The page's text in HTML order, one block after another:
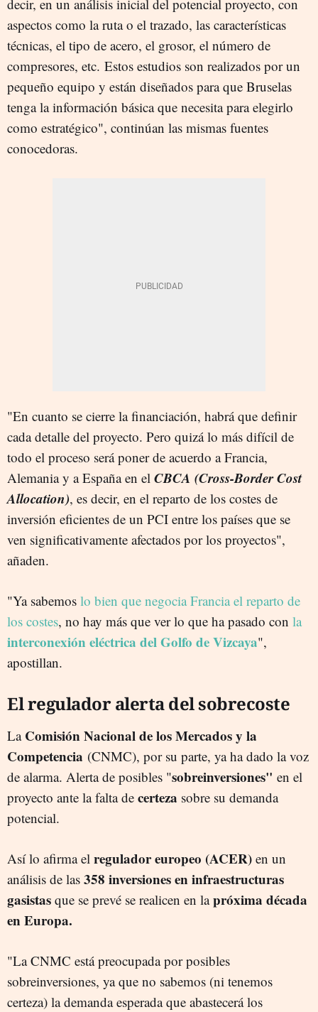
decir, en un análisis inicial del potencial proyecto, con
aspectos como la ruta o el trazado, las características
técnicas, el tipo de acero, el grosor, el número de
compresores, etc. Estos estudios son realizados por un
pequeño equipo y están diseñados para que Bruselas
tenga la información básica que necesita para elegirlo
como estratégico", continúan las mismas fuentes
conocedoras.
"En cuanto se cierre la financiación, habrá que definir
cada detalle del proyecto. Pero quizá lo más difícil de
todo el proceso será poner de acuerdo a Francia,
Alemania y a España en el CBCA (Cross-Border Cost
Allocation), es decir, en el reparto de los costes de
inversión eficientes de un PCI entre los países que se
ven significativamente afectados por los proyectos",
añaden.
"Ya sabemos lo bien que negocia Francia el reparto de
los costes, no hay más que ver lo que ha pasado con la
interconexión eléctrica del Golfo de Vizcaya",
apostillan.
El regulador alerta del sobrecoste
La Comisión Nacional de los Mercados y la
Competencia (CNMC), por su parte, ya ha dado la voz
de alarma. Alerta de posibles "sobreinversiones" en el
proyecto ante la falta de certeza sobre su demanda
potencial.
Así lo afirma el regulador europeo (ACER) en un
análisis de las 358 inversiones en infraestructuras
gasistas que se prevé se realicen en lapróxima década
en Europa.
"La CNMC está preocupada por posibles
sobreinversiones, ya que no sabemos (ni tenemos
certeza) la demanda esperada que abastecerá los